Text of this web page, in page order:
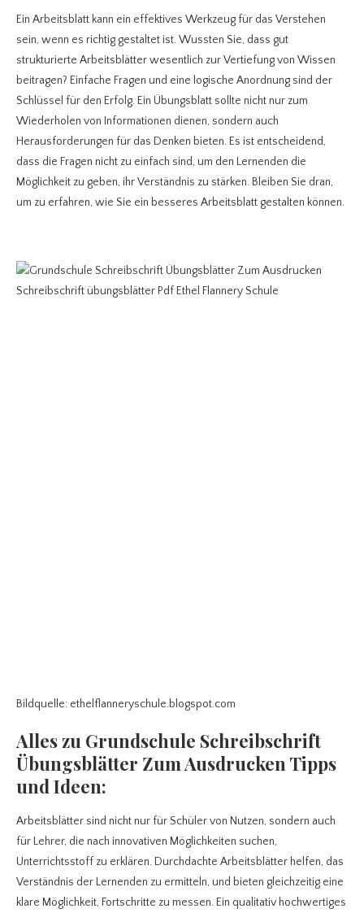
Ein Arbeitsblatt kann ein effektives Werkzeug für das Verstehen
sein, wenn es richtig gestaltet ist. Wussten Sie, dass gut
strukturierte Arbeitsblätter wesentlich zur Vertiefung von Wissen
beitragen? Einfache Fragen und eine logische Anordnung sind der
Schlüssel für den Erfolg. Ein Übungsblatt sollte nicht nur zum
Wiederholen von Informationen dienen, sondern auch
Herausforderungen für das Denken bieten. Es ist entscheidend,
dass die Fragen nicht zu einfach sind, um den Lernenden die
Möglichkeit zu geben, ihr Verständnis zu stärken. Bleiben Sie dran,
um zu erfahren, wie Sie ein besseres Arbeitsblatt gestalten können.
Bildquelle: ethelflanneryschule.blogspot.com
Alles zu Grundschule Schreibschrift
Übungsblätter Zum AusdruckenTipps
und Ideen:
Arbeitsblätter sind nicht nur für Schüler von Nutzen, sondern auch
für Lehrer, die nach innovativen Möglichkeiten suchen,
Unterrichtsstoff zu erklären. Durchdachte Arbeitsblätter helfen, das
Verständnis der Lernenden zu ermitteln, und bieten gleichzeitig eine
klare Möglichkeit, Fortschritte zu messen. Ein qualitativ hochwertiges